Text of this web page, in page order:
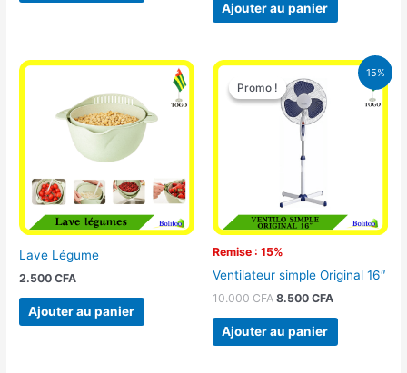
Ajouter au panier
Lave Légume
2.500CFA
Ajouter au panier
15%
Promo !
Remise : 15%
Promo !
Ventilateur simple Original 16″
10.000CFA
Le
prix
initial
était :
10.000 CFA.
8.500 CFA
Le
Ajouter au panier